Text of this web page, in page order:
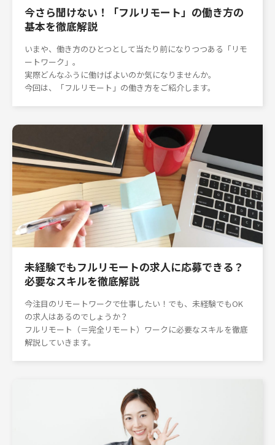
今さら聞けない！「フルリモート」の働き方の
基本を徹底解説
いまや、働き方のひとつとして当たり前になりつつある「リモ
ートワーク」。
実際どんなふうに働けばよいのか気になりませんか。
今回は、「フルリモート」の働き方をご紹介します。
未経験でもフルリモートの求人に応募できる？
必要なスキルを徹底解説
今注目のリモートワークで仕事したい！でも、未経験でもOK
の求人はあるのでしょうか？
フルリモート（＝完全リモート）ワークに必要なスキルを徹底
解説していきます。